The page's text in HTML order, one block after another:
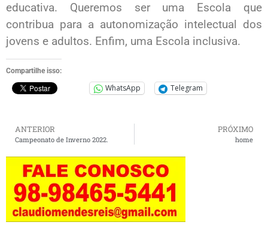
educativa. Queremos ser uma Escola que
contribua para a autonomização intelectual dos
jovens e adultos. Enfim, uma Escola inclusiva.
Compartilhe isso:
WhatsApp Telegram
ANTERIOR
Campeonato de Inverno 2022.
PRÓXIMO
home